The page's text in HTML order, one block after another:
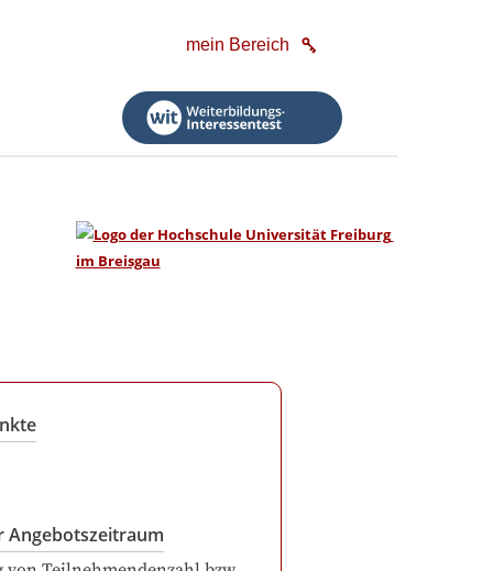
mein Bereich
Angebotszeitraum